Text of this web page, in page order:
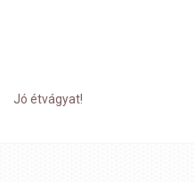
Jó étvágyat!